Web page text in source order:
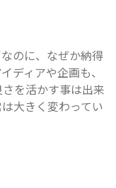
のに、なぜか納得
ディアや企画も、
を活かす事は出来
大きく変わってい